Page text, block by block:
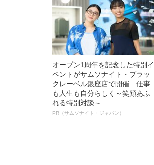
オープン1周年を記念した特別イ
ベントがサムソナイト・ブラッ
クレーベル銀座店で開催 仕事
も人生も自分らしく～笑顔あふ
れる特別対談～
PR（サムソナイト・ジャパン）